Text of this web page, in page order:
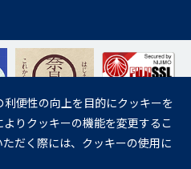
。
胎児・乳児の発育に悪影響を与えるおそれが
便性の向上を目的にクッキーを
りクッキーの機能を変更するこ
だく際には、クッキーの使用に